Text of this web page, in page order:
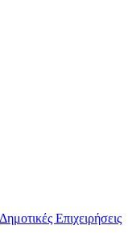
Επιχειρήσεις